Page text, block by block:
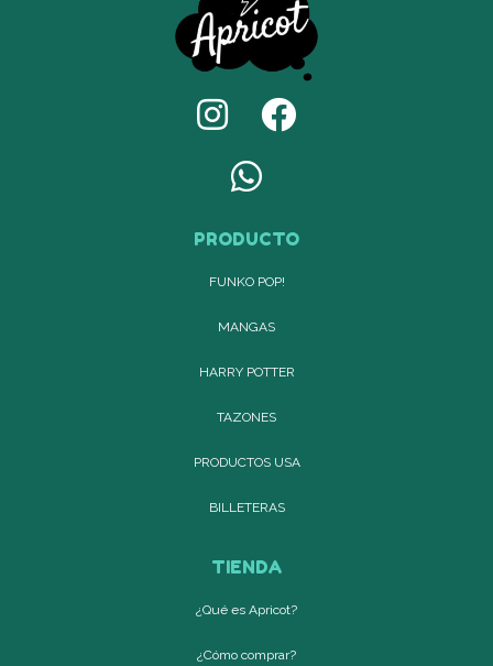
PRODUCTO
FUNKO POP!
MANGAS
HARRY POTTER
TAZONES
PRODUCTOS USA
BILLETERAS
TIENDA
¿Qué es Apricot?
¿Cómo comprar?